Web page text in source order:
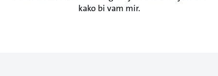
kako bi vam mir.